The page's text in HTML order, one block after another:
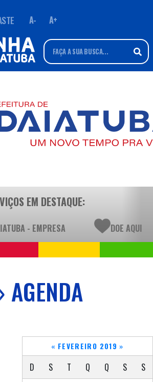
A- A+
EM DESTAQUE:
- EMPRESA DOE AQUI
AGENDA
« FEVEREIRO 2019 »
D S T Q Q S
S